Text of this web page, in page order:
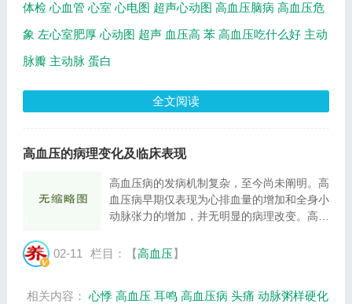
体检 心血管 心室 心电图 超声心动图 高血压脑病 高血压危
象 左心室肥厚 心动图 超声 血压高 苯 高血压吃什么好 主动
脉瓣 主动脉 蛋白
全文阅读
高血压的病理变化及临床表现
高血压病的发病机制复杂，至今尚未阐明。高
血压病早期仅表现为心排血量的增加和全身小
动脉张力的增加，并无明显的病理改变。高血
动脉玻璃样变、中层平滑肌细胞增殖、管壁增
02-11 栏目：【高血压】
相关内容： 心悸 高血压 耳鸣 高血压病 头痛 动脉粥样硬化